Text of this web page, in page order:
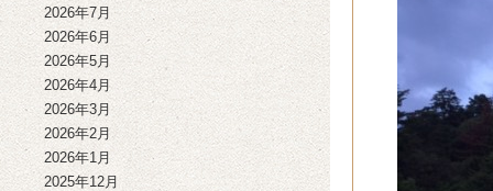
2026年7月
2026年6月
2026年5月
2026年4月
2026年3月
2026年2月
2026年1月
2025年12月